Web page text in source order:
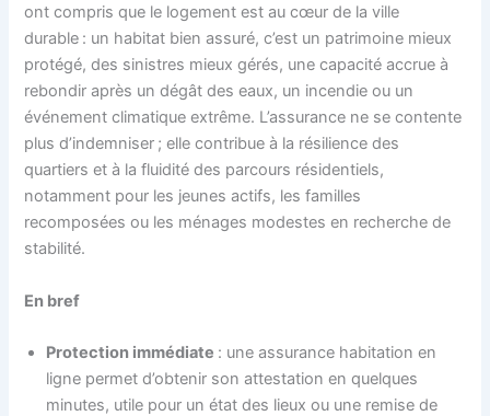
ont compris que le logement est au cœur de la ville
durable : un habitat bien assuré, c’est un patrimoine mieux
protégé, des sinistres mieux gérés, une capacité accrue à
rebondir après un dégât des eaux, un incendie ou un
événement climatique extrême. L’assurance ne se contente
plus d’indemniser ; elle contribue à la résilience des
quartiers et à la fluidité des parcours résidentiels,
notamment pour les jeunes actifs, les familles
recomposées ou les ménages modestes en recherche de
stabilité.
En bref
Protection immédiate : une assurance habitation en
ligne permet d’obtenir son attestation en quelques
minutes, utile pour un état des lieux ou une remise de